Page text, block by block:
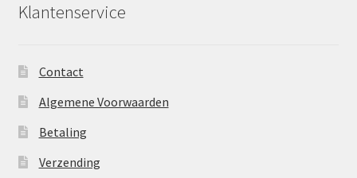
Klantenservice
Contact
Algemene Voorwaarden
Betaling
Verzending